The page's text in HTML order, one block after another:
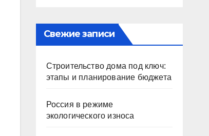
Свежие записи
Строительство дома под ключ:
этапы и планирование бюджета
Россия в режиме
экологического износа